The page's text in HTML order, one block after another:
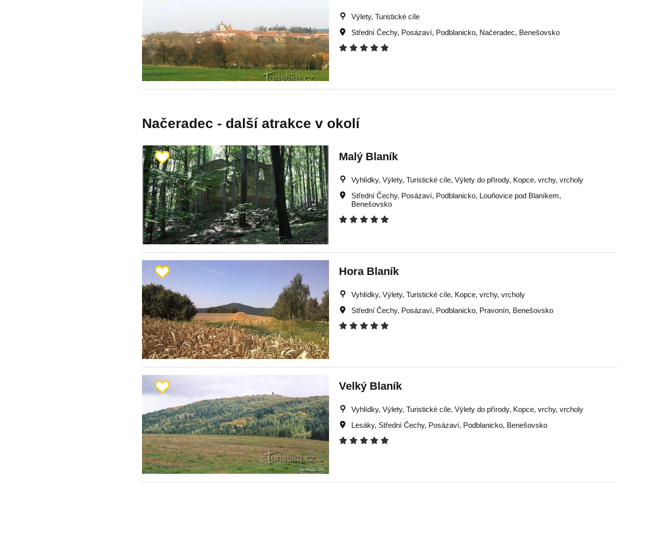
Výlety, Turistické cíle
Střední Čechy, Posázaví, Podblanicko, Načeradec, Benešovsko
Načeradec - další atrakce v okolí
Malý Blaník
Vyhlídky, Výlety, Turistické cíle, Výlety do přírody, Kopce, vrchy, vrcholy
Střední Čechy, Posázaví, Podblanicko, Louňovice pod Blaníkem,
Benešovsko
Hora Blaník
Vyhlídky, Výlety, Turistické cíle, Kopce, vrchy, vrcholy
Střední Čechy, Posázaví, Podblanicko, Pravonín, Benešovsko
Velký Blaník
Vyhlídky, Výlety, Turistické cíle, Výlety do přírody, Kopce, vrchy, vrcholy
Lesáky, Střední Čechy, Posázaví, Podblanicko, Benešovsko